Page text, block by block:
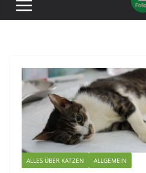
ALLES ÜBER KATZEN ALLGEMEIN